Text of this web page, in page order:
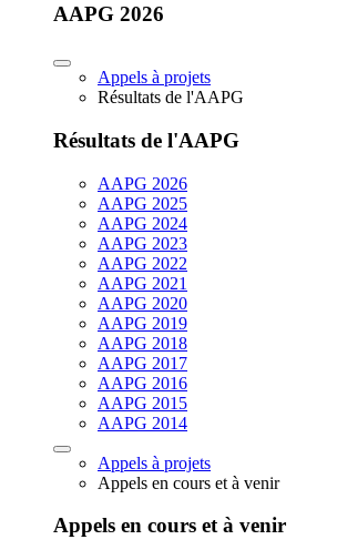
AAPG 2026
Appels à projets
Résultats de l'AAPG
Résultats de l'AAPG
AAPG 2026
AAPG 2025
AAPG 2024
AAPG 2023
AAPG 2022
AAPG 2021
AAPG 2020
AAPG 2019
AAPG 2018
AAPG 2017
AAPG 2016
AAPG 2015
AAPG 2014
Appels à projets
Appels en cours et à venir
Appels en cours et à venir